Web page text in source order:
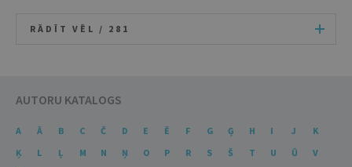
RĀDĪT VĒL / 281
AUTORU KATALOGS
A Ā B C Č D E Ē F G Ģ H I J
K
Ķ
L Ļ M N Ņ O P R S Š T U Ū
V